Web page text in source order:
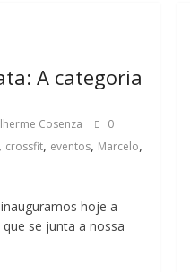
A categoria
Cosenza
0
, crossfit, eventos, Marcelo,
hoje a
se junta a nossa